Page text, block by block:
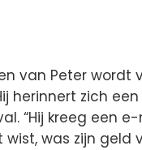
van Peter wordt
herinnert zich
“Hij kreeg een
was zijn geld